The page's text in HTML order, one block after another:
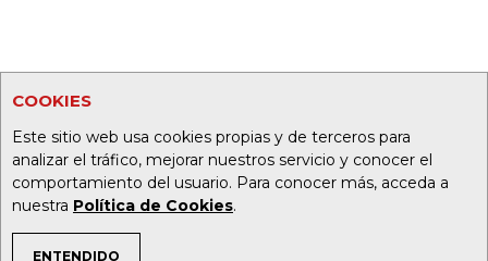
COOKIES
Este sitio web usa cookies propias y de terceros para
analizar el tráfico, mejorar nuestros servicio y conocer el
comportamiento del usuario. Para conocer más, acceda a
nuestra Política de Cookies.
ENTENDIDO